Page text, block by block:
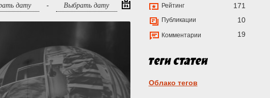
- Рейтинг 171
Публикации 10
Комментарии 19
Облако тегов